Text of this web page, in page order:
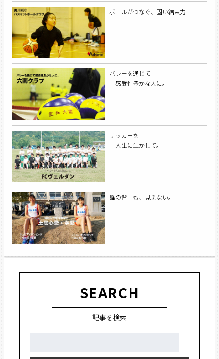
ボールがつなぐ、固い結束力
バレーを通じて
感受性豊かな人に。
サッカーを
人生に生かして。
誰の背中も、見えない。
SEARCH
記事を検索